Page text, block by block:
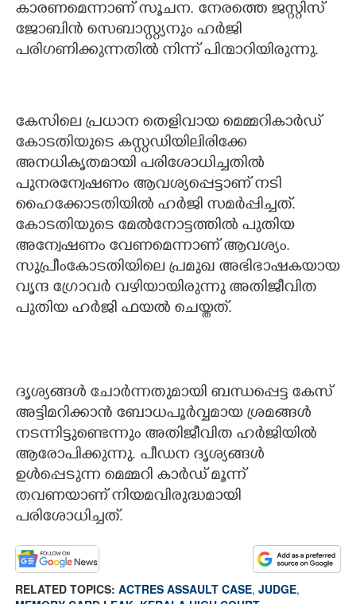
കാരണമെന്നാണ് സൂചന. നേരത്തെ ജസ്റ്റിസ്
ജോബിന്‍ സെബാസ്റ്റ്യനും ഹര്‍ജി
പരിഗണിക്കുന്നതില്‍ നിന്ന് പിന്മാറിയിരുന്നു.
കേസിലെ പ്രധാന തെളിവായ മെമ്മറികാര്‍ഡ്
കോടതിയുടെ കസ്റ്റഡിയിലിരിക്കേ
അനധികൃതമായി പരിശോധിച്ചതില്‍
പുനരന്വേഷണം ആവശ്യപ്പെട്ടാണ് നടി
ഹൈക്കോടതിയില്‍ ഹര്‍ജി സമര്‍പ്പിച്ചത്.
കോടതിയുടെ മേല്‍നോട്ടത്തില്‍ പുതിയ
അന്വേഷണം വേണമെന്നാണ് ആവശ്യം.
സുപ്രീംകോടതിയിലെ പ്രമുഖ അഭിഭാഷകയായ
വൃന്ദ ഗ്രോവര്‍ വഴിയായിരുന്നു അതിജീവിത
പുതിയ ഹര്‍ജി ഫയല്‍ ചെയ്തത്.
ദൃശ്യങ്ങള്‍ ചോര്‍ന്നതുമായി ബന്ധപ്പെട്ട കേസ്
അട്ടിമറിക്കാന്‍ ബോധപൂര്‍വ്വമായ ശ്രമങ്ങള്‍
നടന്നിട്ടുണ്ടെന്നും അതിജീവിത ഹർജിയിൽ
ആരോപിക്കുന്നു. പീഡന ദൃശ്യങ്ങള്‍
ഉള്‍പ്പെടുന്ന മെമ്മറി കാര്‍ഡ് മൂന്ന്
തവണയാണ് നിയമവിരുദ്ധമായി
പരിശോധിച്ചത്.
RELATED TOPICS: ACTRES ASSAULT CASE, JUDGE,